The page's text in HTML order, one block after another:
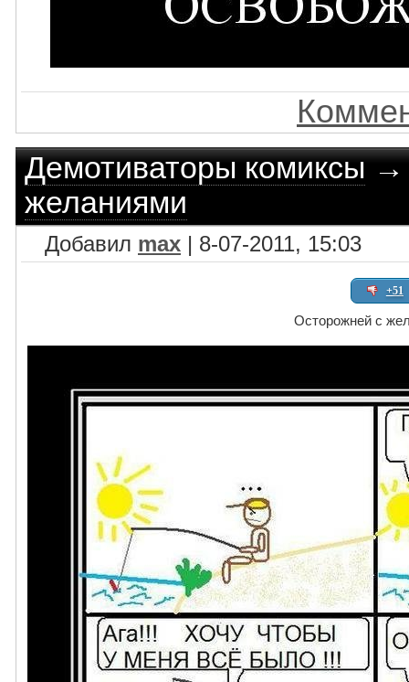
Демотиваторы комиксы
желаниями
Добавил max | 8-07-2011, 15:03
+51
Осторожней с